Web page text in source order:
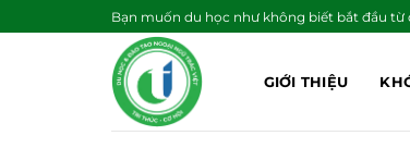
qua
Bạn muốn du học như không biết bắt đầu từ
GIỚI THIỆU